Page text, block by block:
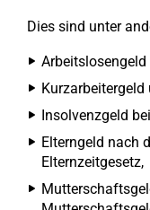
Dies sind unter
Arbeitslosengeld
Kurzarbeitergeld
Insolvenzgeld
Elterngeld nach
Elternzeitgesetz,